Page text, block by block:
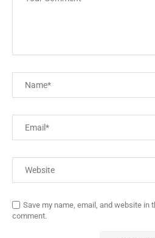
Save my name, email, and website in
comment.